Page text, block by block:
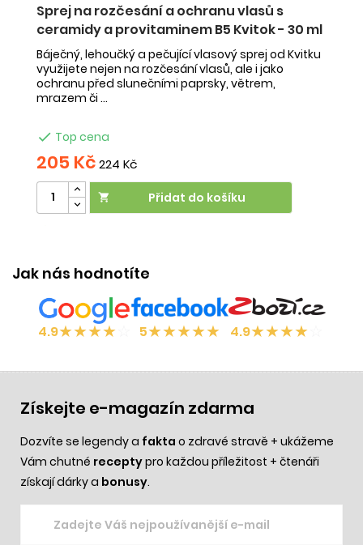
Sprej na rozčesání a ochranu vlasů s
ceramidy a provitaminem B5 Kvitok - 30 ml
Báječný, lehoučký a pečující vlasový sprej od Kvitku
využijete nejen na rozčesání vlasů, ale i jako
ochranu před slunečními paprsky, větrem,
mrazem či ...
 Top cena
205 Kč224 Kč
 Přidat do košíku
Jak nás hodnotíte
4.9★★★★ 5★★★★★ 4.9★★★★
Získejte e-magazín zdarma
Dozvíte se legendy a fakta o zdravé stravě + ukážeme
Vám chutné receptypro každou příležitost + čtenáři
získají dárky a bonusy.